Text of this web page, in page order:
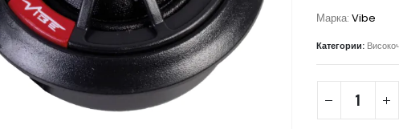
Марка: Vibe
Категории: